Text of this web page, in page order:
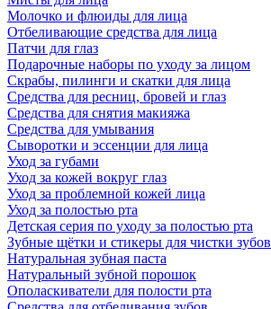
Молочко и флюиды для лица
Отбеливающие средства для лица
Патчи для глаз
Подарочные наборы по уходу за лицом
Скрабы, пилинги и скатки для лица
Средства для ресниц, бровей и глаз
Средства для снятия макияжа
Средства для умывания
Сыворотки и эссенции для лица
Уход за губами
Уход за кожей вокруг глаз
Уход за проблемной кожей лица
Уход за полостью рта
Детская серия по уходу за полостью рта
Зубные щётки и стикеры для чистки зубов
Натуральная зубная паста
Натуральный зубной порошок
Ополаскиватели для полости рта